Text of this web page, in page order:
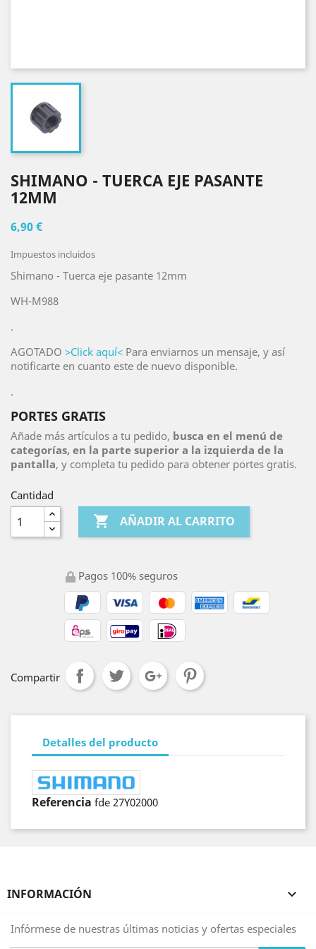
SHIMANO - TUERCA EJE PASANTE
12MM
6,90 €
Impuestos incluidos
Shimano - Tuerca eje pasante 12mm
WH-M988
.
AGOTADO >Click aquí< Para enviarnos un mensaje, y así
notificarte en cuanto este de nuevo disponible.
.
PORTES GRATIS
Añade más artículos a tu pedido, busca en el menú de
categorías, en la parte superior a la izquierda de la
pantalla, y completa tu pedido para obtener portes gratis.
Cantidad
 AÑADIR AL CARRITO
Pagos 100% seguros
Compartir
Detalles del producto
Referencia fde 27Y02000
INFORMACIÓN 
Infórmese de nuestras últimas noticias y ofertas especiales